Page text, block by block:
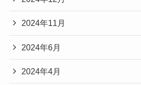
2024年11月
2024年6月
2024年4月